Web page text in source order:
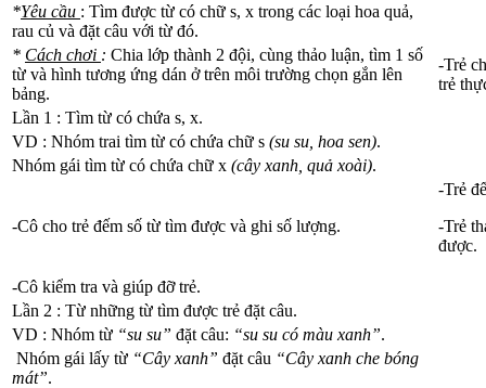
*Yêu cầu : Tìm được từ có chữ s, x trong các loại hoa quả,
rau củ và đặt câu với từ đó.
* Cách chơi : Chia lớp thành 2 đội, cùng thảo luận, tìm 1 số
từ và hình tương ứng dán ở trên môi trường chọn gắn lên
bảng.
-Trẻ
trẻ
Lần 1 : Tìm từ có chứa s, x.
VD : Nhóm trai tìm từ có chứa chữ s (su su, hoa sen).
Nhóm gái tìm từ có chứa chữ x (cây xanh, quả xoài).
-Cô cho trẻ đếm số từ tìm được và ghi số lượng.
-Trẻ
-Trẻ
được.
-Cô kiểm tra và giúp đỡ trẻ.
Lần 2 : Từ những từ tìm được trẻ đặt câu.
VD : Nhóm từ “su su” đặt câu: “su su có màu xanh”.
Nhóm gái lấy từ “Cây xanh” đặt câu “Cây xanh che bóng
mát”.